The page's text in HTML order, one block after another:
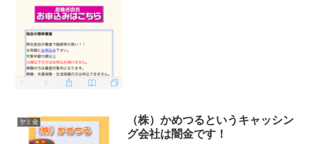
ヤミ金
（株）かめつるというキャッシン
グ会社は闇金です！